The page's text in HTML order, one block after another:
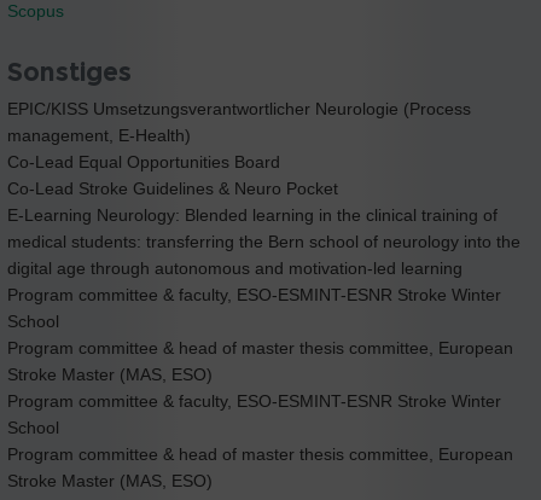
Scopus
Sonstiges
EPIC/KISS Umsetzungsverantwortlicher Neurologie (Process
management, E-Health)
Co-Lead Equal Opportunities Board
Co-Lead Stroke Guidelines & Neuro Pocket
E-Learning Neurology: Blended learning in the clinical training of
medical students: transferring the Bern school of neurology into the
digital age through autonomous and motivation-led learning
Program committee & faculty, ESO-ESMINT-ESNR Stroke Winter
School
Program committee & head of master thesis committee, European
Stroke Master (MAS, ESO)
Program committee & faculty, ESO-ESMINT-ESNR Stroke Winter
School
Program committee & head of master thesis committee, European
Stroke Master (MAS, ESO)